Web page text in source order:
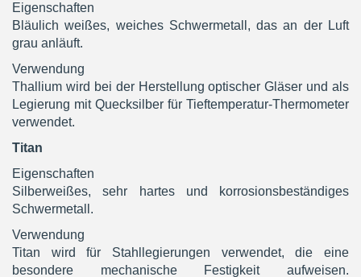
Eigenschaften
Bläulich weißes, weiches Schwermetall, das an der Luft
grau anläuft.
Verwendung
Thallium wird bei der Herstellung optischer Gläser und als
Legierung mit Quecksilber für Tieftemperatur-Thermometer
verwendet.
Titan
Eigenschaften
Silberweißes, sehr hartes und korrosionsbeständiges
Schwermetall.
Verwendung
Titan wird für Stahllegierungen verwendet, die eine
besondere mechanische Festigkeit aufweisen.